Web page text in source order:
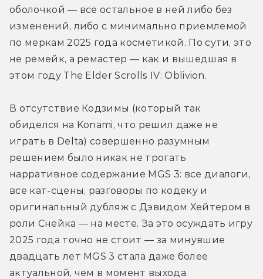
оболочкой — всё остальное в ней либо без
изменений, либо с минимально приемлемой
по меркам 2025 года косметикой. По сути, это
не ремейк, а ремастер — как и вышедшая в
этом году The Elder Scrolls IV: Oblivion.
В отсутствие Кодзимы (который так
обиделся на Konami, что решил даже не
играть в Delta) совершенно разумным
решением было никак не трогать
нарративное содержание MGS 3: все диалоги,
все кат-сцены, разговоры по кодеку и
оригинальный дубляж с Дэвидом Хейтером в
роли Снейка — на месте. За это осуждать игру
2025 года точно не стоит — за минувшие
двадцать лет MGS 3 стала даже более
актуальной, чем в момент выхода.